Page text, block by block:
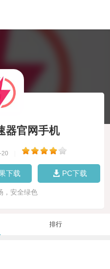
器官网手机
20
下载 PC下载
，安全绿色
排行